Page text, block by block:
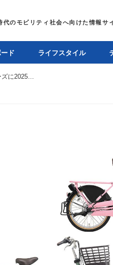
ド ライフスタイル
パナソニックの電動アシスト自転車、3種のシリーズに2025年モデルが登場